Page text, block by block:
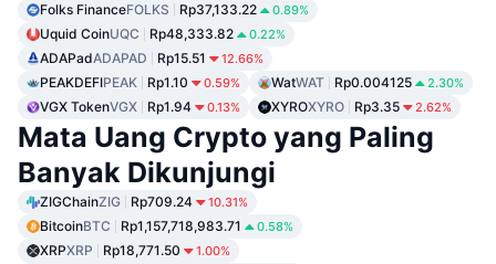
Folks FinanceFOLKS Rp37,133.22 0.89%
Uquid CoinUQC Rp48,333.82 0.22%
ADAPadADAPAD Rp15.51 12.66%
PEAKDEFIPEAK Rp1.10 0.59% WatWAT Rp0.004125 2.30%
VGX TokenVGX Rp1.94 0.13% XYROXYRO Rp3.35 2.62%
Mata Uang Crypto yang Paling
Banyak Dikunjungi
ZIGChainZIG Rp709.24 10.31%
BitcoinBTC Rp1,157,718,983.71 0.58%
XRPXRP Rp18,771.50 1.00%